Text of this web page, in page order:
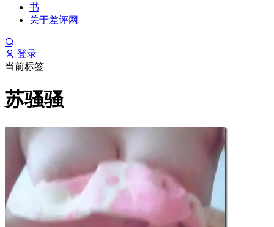
书
关于差评网
登录
当前标签
苏骚骚